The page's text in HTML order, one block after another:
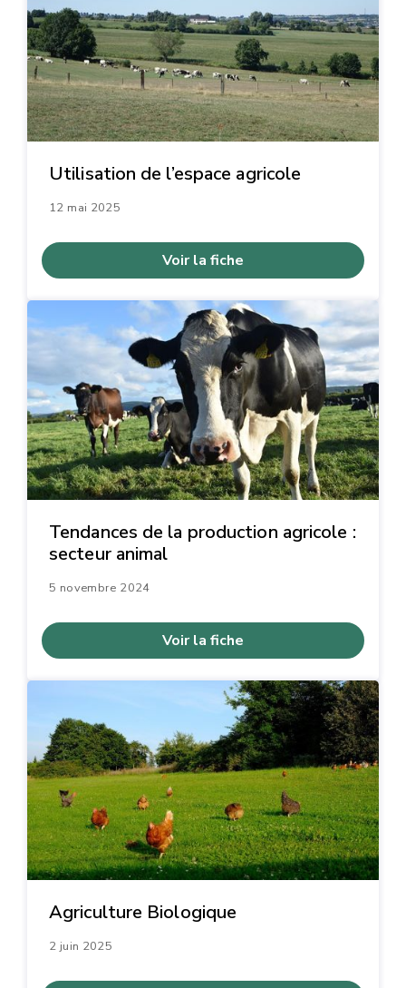
Utilisation de l’espace agricole
12 mai 2025
Voir la fiche
Tendances de la production agricole :
secteur animal
5 novembre 2024
Voir la fiche
Agriculture Biologique
2 juin 2025